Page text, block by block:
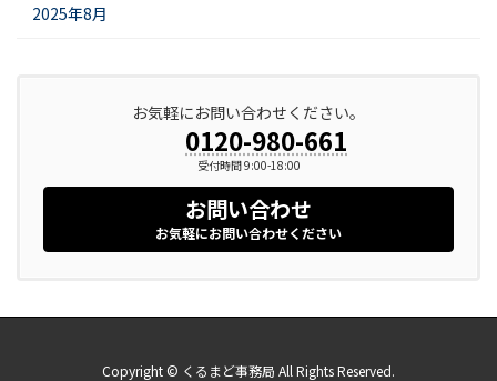
2025年8月
お気軽にお問い合わせください。
0120-980-661
受付時間 9:00-18:00
お問い合わせ
お気軽にお問い合わせください
Copyright © くるまど事務局 All Rights Reserved.